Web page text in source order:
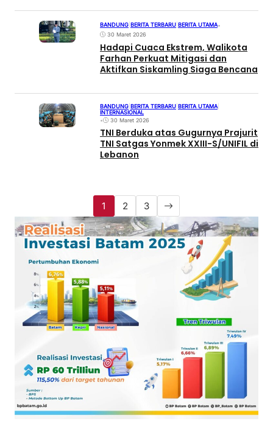
BANDUNG BERITA TERBARU BERITA UTAMA•
30 Maret 2026
Hadapi Cuaca Ekstrem, Walikota
Farhan Perkuat Mitigasi dan
Aktifkan Siskamling Siaga Bencana
BANDUNG BERITA TERBARU BERITA UTAMA
INTERNASIONAL
•
30 Maret 2026
TNI Berduka atas Gugurnya Prajurit
TNI Satgas Yonmek XXIII-S/UNIFIL di
Lebanon
1 2 3